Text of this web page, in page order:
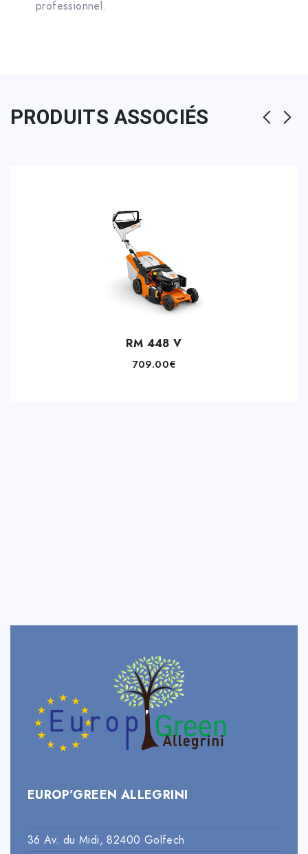
professionnel.
PRODUITS ASSOCIÉS
RM 448 V
709.00€
EUROP’GREEN ALLEGRINI
36 Av. du Midi, 82400 Golfech